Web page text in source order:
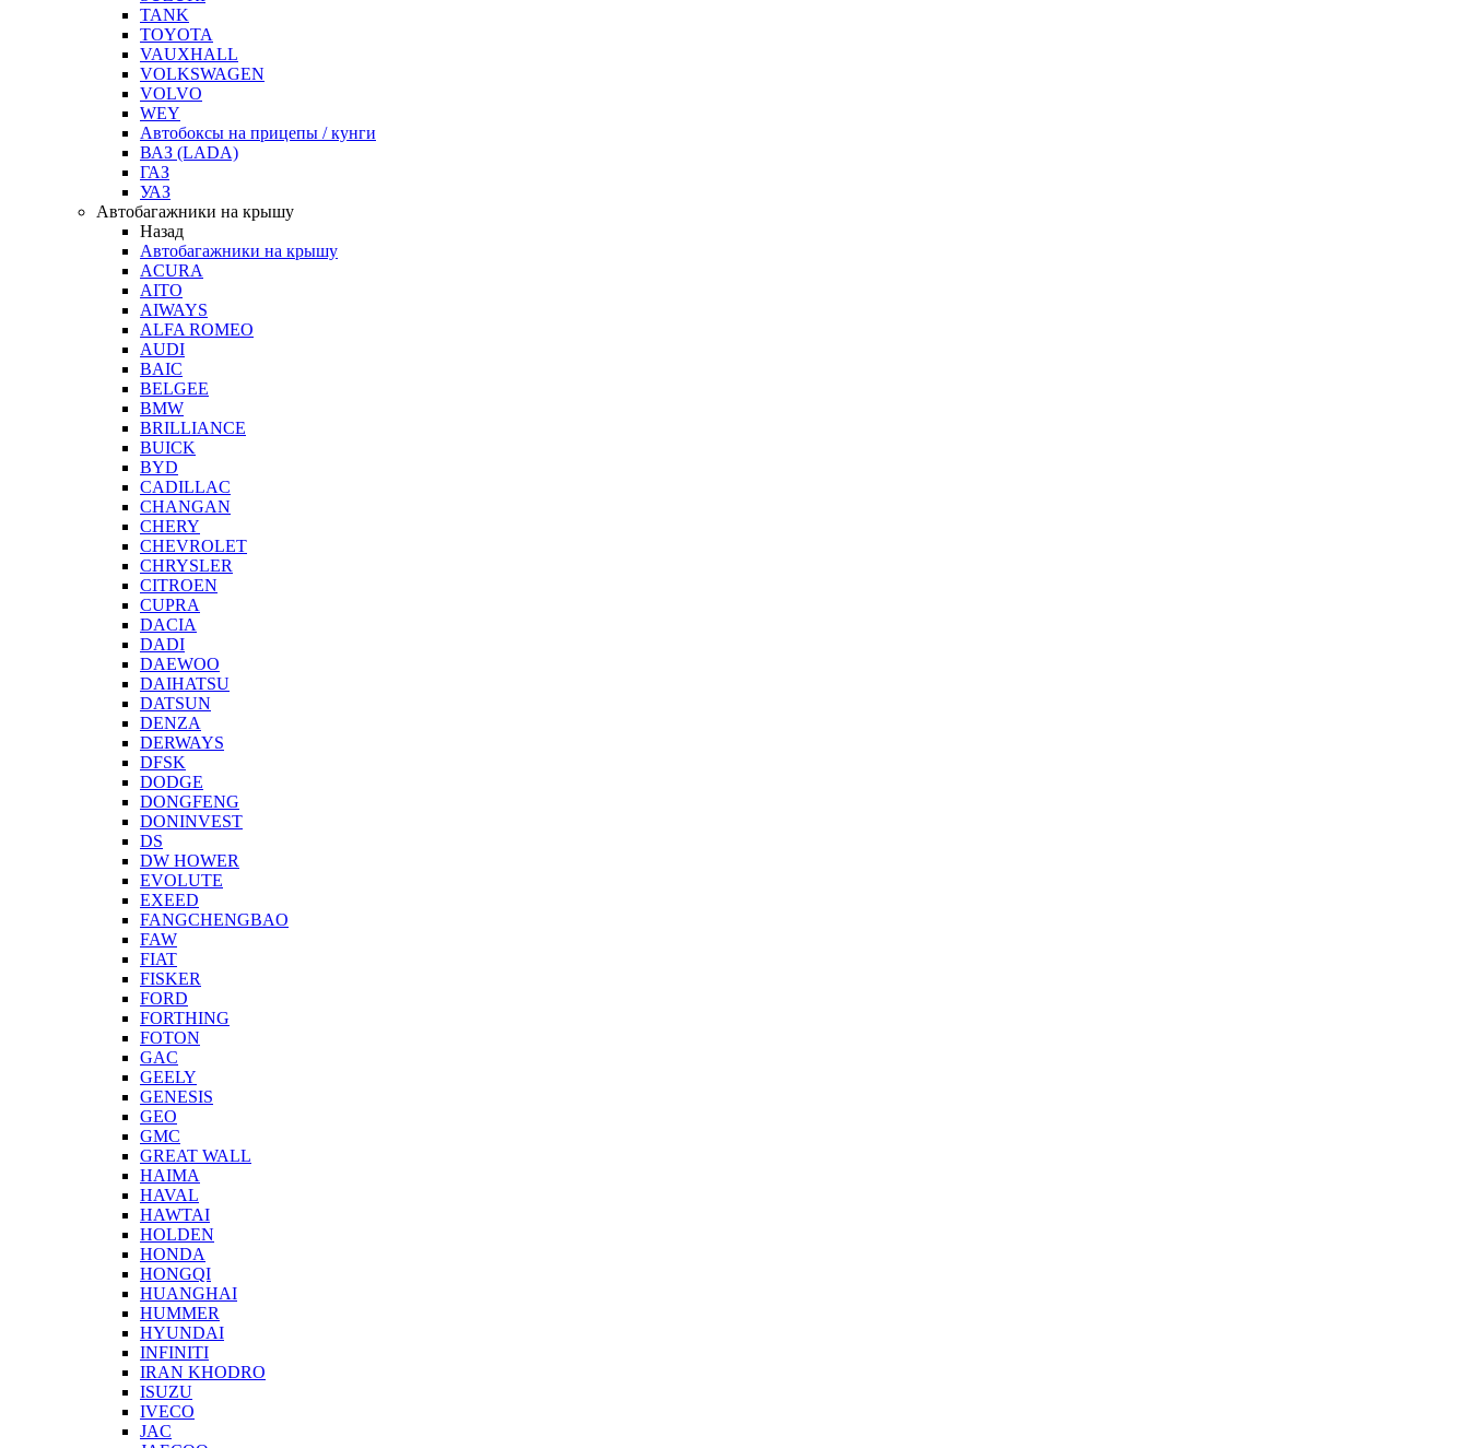
TANK
TOYOTA
VAUXHALL
VOLKSWAGEN
VOLVO
WEY
Автобоксы на прицепы / кунги
ВАЗ (LADA)
ГАЗ
УАЗ
Автобагажники на крышу
Назад
Автобагажники на крышу
ACURA
AITO
AIWAYS
ALFA ROMEO
AUDI
BAIC
BELGEE
BMW
BRILLIANCE
BUICK
BYD
CADILLAC
CHANGAN
CHERY
CHEVROLET
CHRYSLER
CITROEN
CUPRA
DACIA
DADI
DAEWOO
DAIHATSU
DATSUN
DENZA
DERWAYS
DFSK
DODGE
DONGFENG
DONINVEST
DS
DW HOWER
EVOLUTE
EXEED
FANGCHENGBAO
FAW
FIAT
FISKER
FORD
FORTHING
FOTON
GAC
GEELY
GENESIS
GEO
GMC
GREAT WALL
HAIMA
HAVAL
HAWTAI
HOLDEN
HONDA
HONGQI
HUANGHAI
HUMMER
HYUNDAI
INFINITI
IRAN KHODRO
ISUZU
IVECO
JAC